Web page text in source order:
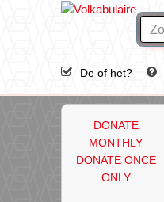
De of het?
DONATE
MONTHLY
DONATE ONCE
ONLY